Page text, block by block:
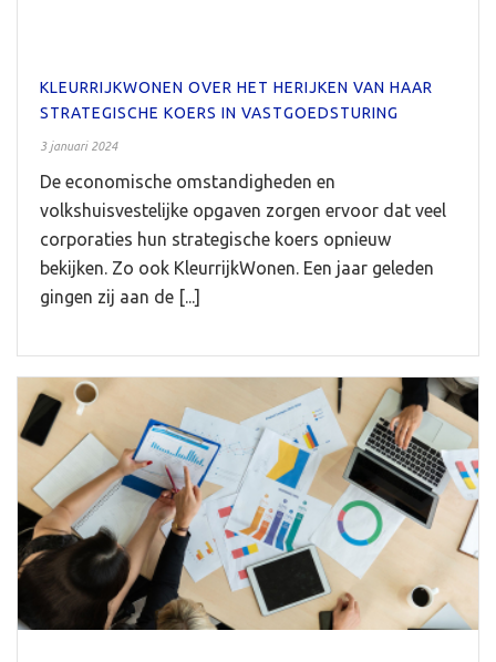
KLEURRIJKWONEN OVER HET HERIJKEN VAN HAAR
STRATEGISCHE KOERS IN VASTGOEDSTURING
3 januari 2024
De economische omstandigheden en
volkshuisvestelijke opgaven zorgen ervoor dat veel
corporaties hun strategische koers opnieuw
bekijken. Zo ook KleurrijkWonen. Een jaar geleden
gingen zij aan de [...]